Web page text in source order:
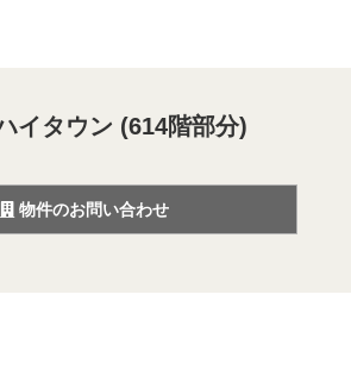
イタウン (614階部分)
物件のお問い合わせ